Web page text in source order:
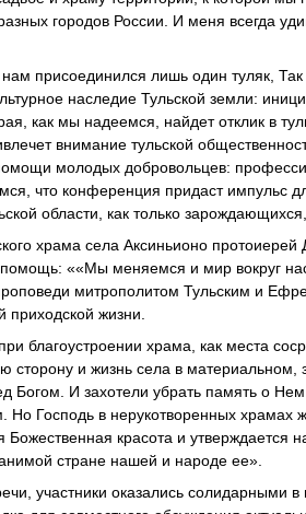
городов России. И меня всегда
присоединился лишь один туляк,
наследие Тульской земли:
как мы надеемся, найдет отклик в
внимание тульской
молодых добровольцев:
что конференция придаст импульс
области, как только
храма села Аксиньионо
««Мы меняемся и мир вокруг
митрополитом Тульским и
приходской жизни.
благоустроении храма, как места
сторону и жизнь села в
Богом. И захотели убрать память о
Но Господь в нерукотворенных храмах
Божественная красота и утверждается
стране нашей и народе ее».
участники оказались солидарными